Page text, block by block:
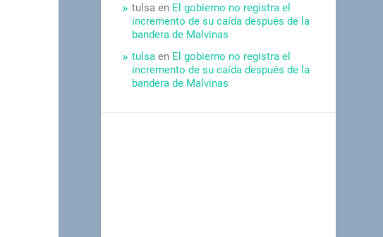
tulsa en El gobierno no registra el
incremento de su caída después de la
bandera de Malvinas
tulsa en El gobierno no registra el
incremento de su caída después de la
bandera de Malvinas